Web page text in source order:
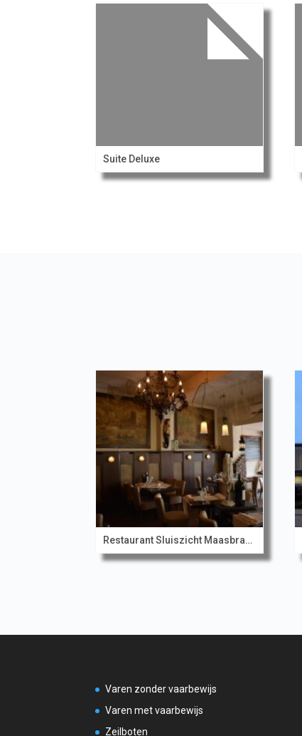
Suite Deluxe
Restaurant Sluiszicht Maasbracht
Varen zonder vaarbewijs
Varen met vaarbewijs
Zeilboten